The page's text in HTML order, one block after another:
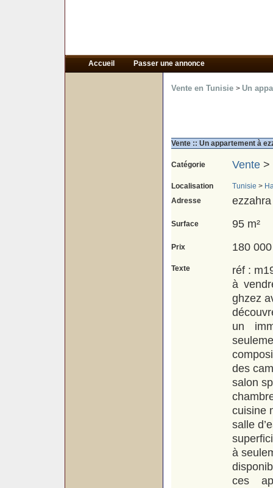
Accueil Passer une annonce
Vente en Tunisie > Un
Vente :: Un appartement à
Catégorie Vente>
Localisation Tunisie >
Adresse
Surface 95 m²
Prix 180
Texte
réf :
à
ghzez
un
des
salon
cuisine
salle
à
ces